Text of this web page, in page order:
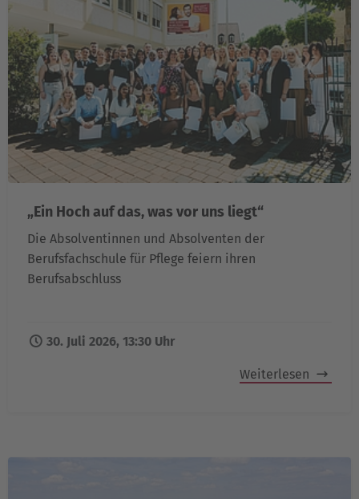
„Ein Hoch auf das, was vor uns liegt“
Die Absolventinnen und Absolventen der
Berufsfachschule für Pflege feiern ihren
Berufsabschluss
30. Juli 2026, 13:30 Uhr
Weiterlesen